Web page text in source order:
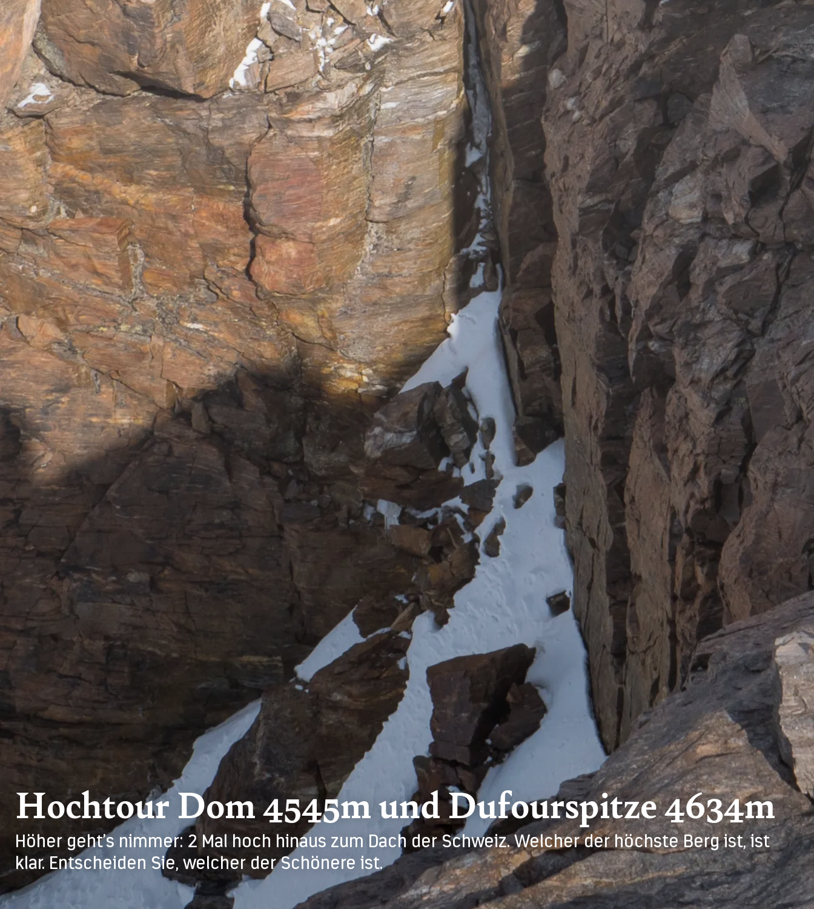
Hochtour Dom 4545m und Dufourspitze 4634m
Höher geht’s nimmer: 2 Mal hoch hinaus zum Dach der Schweiz. Welcher der höchste Berg ist, ist
klar. Entscheiden Sie, welcher der Schönere ist.